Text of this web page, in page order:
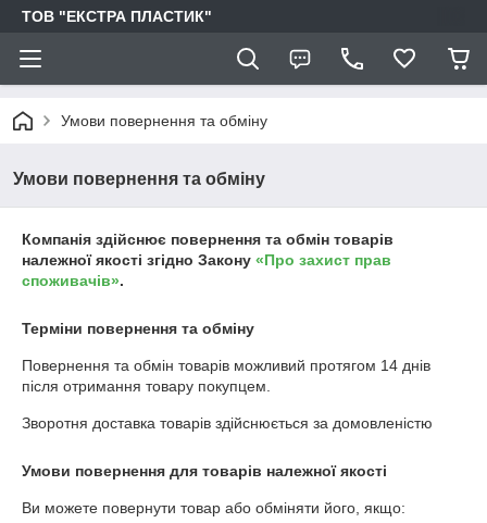
ТОВ "ЕКСТРА ПЛАСТИК"
Умови повернення та обміну
Умови повернення та обміну
Компанія здійснює повернення та обмін товарів
належної якості згідно Закону «Про захист прав
споживачів».
Терміни повернення та обміну
Повернення та обмін товарів можливий протягом 14 днів
після отримання товару покупцем.
Зворотня доставка товарів здійснюється за домовленістю
Умови повернення для товарів належної якості
Ви можете повернути товар або обміняти його, якщо: